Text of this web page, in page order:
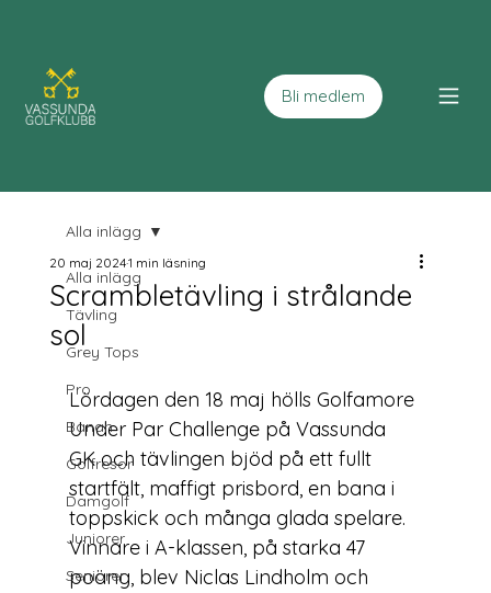
Bli medlem
Alla inlägg
Tävling
Grey Tops
Pro
Banan
Golfresor
Damgolf
Juniorer
Seniorer
Alla inlägg
Scrambletävling i strålande
sol
20 maj 20241 min läsning
Lördagen den 18 maj hölls Golfamore
Under Par Challenge på Vassunda
GK och tävlingen bjöd på ett fullt
startfält, maffigt prisbord, en bana i
toppskick och många glada spelare.
Vinnare i A-klassen, på starka 47
poäng, blev Niclas Lindholm och